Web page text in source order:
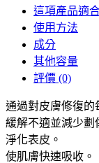
這項產品適
使用方法
成分
其他容量
評價 (0)
通過對皮膚修復的
緩解不適並減少劃
淨化表皮。
使肌膚快速吸收。